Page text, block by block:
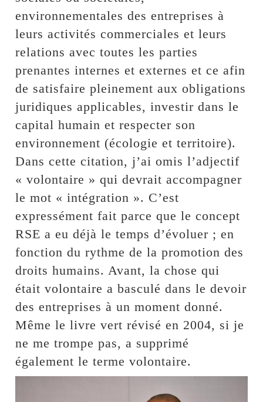
environnementales des entreprises à
leurs activités commerciales et leurs
relations avec toutes les parties
prenantes internes et externes et ce afin
de satisfaire pleinement aux obligations
juridiques applicables, investir dans le
capital humain et respecter son
environnement (écologie et territoire).
Dans cette citation, j’ai omis l’adjectif
« volontaire » qui devrait accompagner
le mot « intégration ». C’est
expressément fait parce que le concept
RSE a eu déjà le temps d’évoluer ; en
fonction du rythme de la promotion des
droits humains. Avant, la chose qui
était volontaire a basculé dans le devoir
des entreprises à un moment donné.
Même le livre vert révisé en 2004, si je
ne me trompe pas, a supprimé
également le terme volontaire.